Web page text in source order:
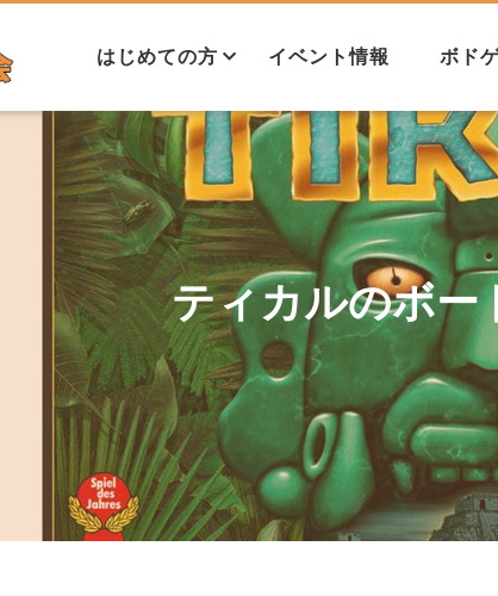
はじめての方
初心者の方へ
交流会について
コンセプト
代表プロフィール
イベント情報 ボド
ランキ
パーテ
ライト
ミドル
ヘビー
協力系
正体隠
ティカルのボー